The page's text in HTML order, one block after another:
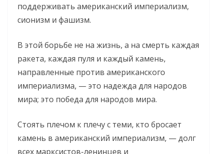
поддерживать американский империализм,
сионизм и фашизм.
В этой борьбе не на жизнь, а на смерть каждая
ракета, каждая пуля и каждый камень,
направленные против американского
империализма, — это надежда для народов
мира; это победа для народов мира.
Стоять плечом к плечу с теми, кто бросает
камень в американский империализм, — долг
всех марксистов-ленинцев и